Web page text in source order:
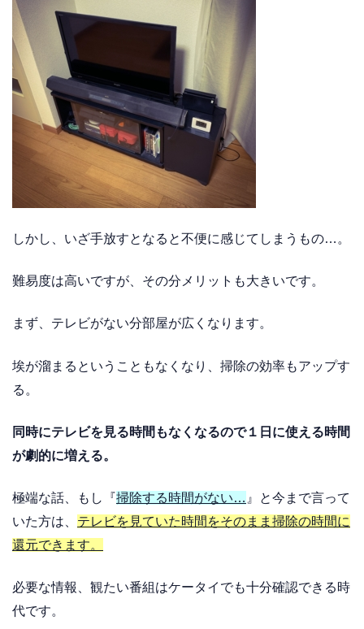
しかし、いざ手放すとなると不便に感じてしまうもの…。
難易度は高いですが、その分メリットも大きいです。
まず、テレビがない分部屋が広くなります。
埃が溜まるということもなくなり、掃除の効率もアップす
る。
同時にテレビを見る時間もなくなるので１日に使える時間
が劇的に増える。
極端な話、もし『掃除する時間がない… 』と今まで言って
いた方は、 テレビを見ていた時間をそのまま掃除の時間に
還元できます。
必要な情報、観たい番組はケータイでも十分確認できる時
代です。